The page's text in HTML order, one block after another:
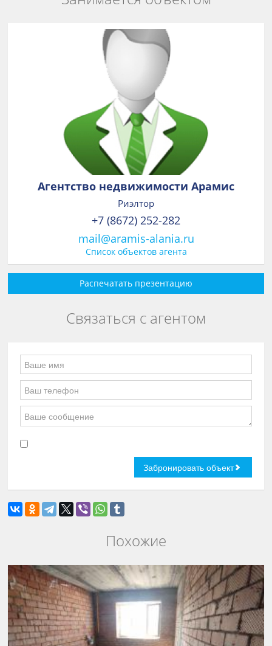
Агентство недвижимости Арамис
Риэлтор
+7 (8672) 252-282
mail@aramis-alania.ru
Список объектов агента
Распечатать презентацию
Связаться с агентом
Похожие